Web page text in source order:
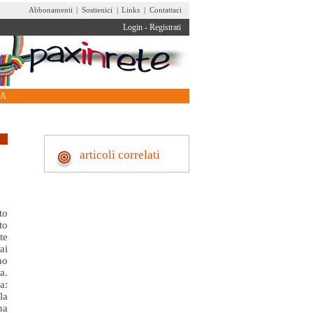
Abbonamenti | Sostienici | Links | Contattaci
Login - Registrati
articoli correlati